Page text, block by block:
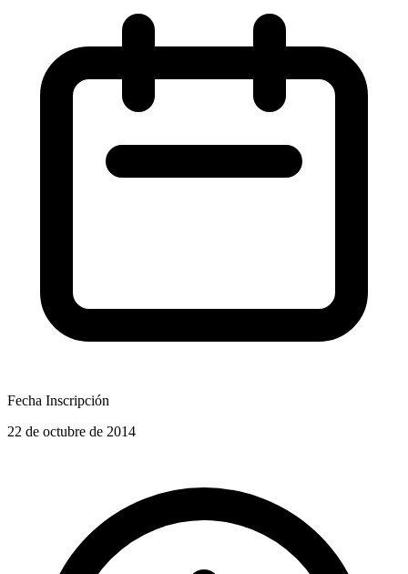
Fecha Inscripción
22 de octubre de 2014